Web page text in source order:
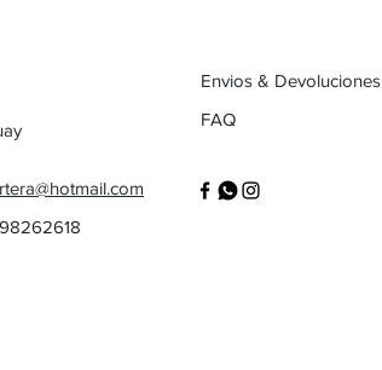
Envios & Devoluciones
FAQ